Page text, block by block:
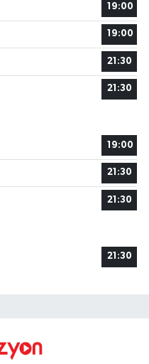
19:00
19:00
21:30
21:30
19:00
21:30
21:30
21:30